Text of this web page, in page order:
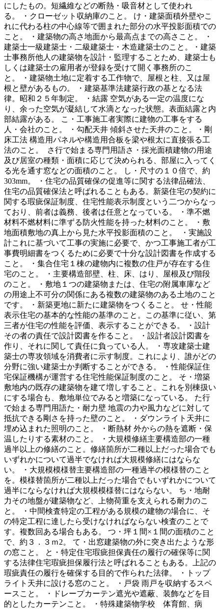
にしたもの。短繊維などの断熱・吸音材として使われ
る。 ・クローゼット収納庫のこと。 け・建築面積外壁やこ
れに代わる柱の中心線等で囲まれた部分の水平投影面積での
こと。 ・建築物の高さ地面から最高点までの高さこと。 ・
建築士一級建築士・二級建築士・木造建築士のこと。・建築
士事務所他人の建築物を設計・監理することため、建築士も
しくは建築士の雇用者が登録を受けて開く事務所のこ
と。 ・建築物土地に定着する工作物で、屋根と柱、又は屋
根と壁があるもの。 ・建築基準法建築行政の基となる法
律。昭和２５年制定。 ・結露 空気がある一定の温度にな
り、余った空気が凝結して水滴となった状態。表面結露と内
部結露がある。 こ・工事施工者実際に建物の工事をする
人・会社のこと。 ・勾配天井 傾斜させた天井のこと。・剛
床工法 構造用パネルや構造用合板を梁や根太に直接張る工
法のこと。 さ行で始まる専門用語さ・採光面積建物の用途
及び居室の種類・面積に応じて決められる、部屋に入ってく
る光を通す窓などの面積のこと。 し・尺寸の１０倍で、約
303mm。 ・住宅の品質確保の促進等に関する法律品確法、
住宅の品質確保法と呼ばれることもある。新築住宅の契約に
関する瑕疵保証制度、住宅性能表示制度という二つからなっ
ており、前者は義務、後者は任意となっている。 ・準不燃
材料不燃材料に準ずる防火性能を持った材料のこと。 ・敷
地面積敷地の真上から見た水平投影面積のこと。 ・実施設
計これに基づいて工事の実施に必要で、かつ工事施工者が工
事費明細書をつくるために必要で十分な設計図書を作成する
こと。 ・集合住宅１棟の建物内に複数の住戸が存在する住
宅のこと。 ・主要構造部壁、柱、床、はり、屋根及び階段
のこと。 ・敷地１つの建築物または、住宅の附属車庫など
の用途上不可分の関係にある複数の建築物のある土地のこと
です。 ・新築更地に新たに建築物をつくること。 せ・性能
表示住宅の基本的な性能の基準のこと。この基準に従い、第
三者が住宅の性能を評価、表示することができる。 ・設計
その者の責任で設計図書を作ること。 ・設計者設計図書を
作り、それに関して責任に負っている人。 ・専攻建築士建
築士の専攻領域を消費者に示す制度。これにより、誰がどの
分野に強い建築士か判断することができる。 ・性能保証住
宅保証機構が運営する住宅性能保証制度のこと。 そ・増築
敷地内の既存の建築物を建て増しすること。これを別棟扱い
にする場合も、敷地単位でみると増築になっている。 た行
で始まる専門用語た・耐力壁 地震の力や風力などに対して
抵抗できる剛さを持った壁のこと。 ・ダウンライト天井に
埋め込まれた照明のこと。 ・断熱材 外からの熱を遮断・保
温したりする素材のこと。 ・大規模修繕主要構造部の一種
過半以上の修繕のこと。修繕箇所が二種以上だった場合でも
いずれかについて過半でなければ大規模修繕にはならな
い。 ・大規模模様替主要構造部の一種過半の模様替のこと
を。模様替箇所が二種以上だった場合でもいずれかについて
過半にならなければ大規模模様替にはならない。 ち・地耐
力その地盤が建築物など、上物荷重を支えられる耐力のこ
と。 ・中間検査特定の工程がある規模の建物の場合に、そ
の特定工程に達したら受けなければならない検査のことで
す。複数回ある場合もある。 つ・坪１間×１間の面積のこと
で、約３．３ｍ2。 て・出窓建築物の外に突き出たような形
の窓こと。 と・特定住宅瑕疵担保責任の履行の確保等に関
する法律住宅瑕疵担保履行法と呼ばれることもある。上記の
瑕疵責任の履行を確保する目的で作られた法律。 ・トップ
ライト天井に設ける窓のこと。 ・戸袋 雨戸を収納するスペ
ースこと。 ・ドレープカーテン遮光や遮蔽、装飾などを目
的としたカーテンこと。 ・特殊建築物学校 体育館、病